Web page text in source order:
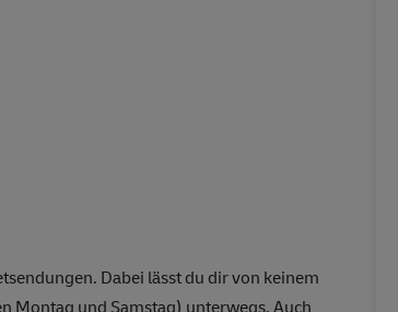
Dabei lässt du dir von keinem
Montag und Samstag) unterwegs. Auch